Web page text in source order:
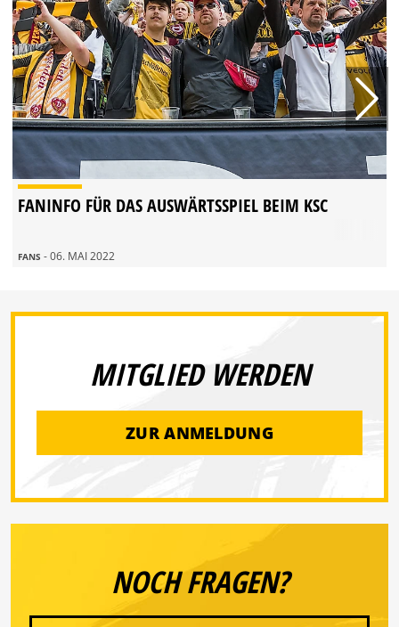
FANINFO FÜR DAS AUSWÄRTSSPIEL BEIM KSC
FANS - 06. MAI 2022
MITGLIED WERDEN
ZUR ANMELDUNG
NOCH FRAGEN?